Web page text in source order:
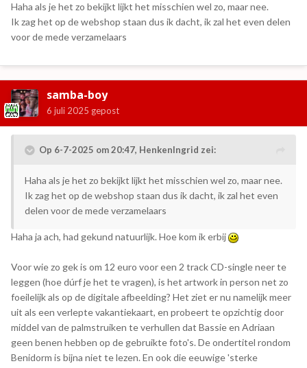
Haha als je het zo bekijkt lijkt het misschien wel zo, maar nee.
Ik zag het op de webshop staan dus ik dacht, ik zal het even delen
voor de mede verzamelaars
samba-boy
6 juli 2025 gepost
Op 6-7-2025 om 20:47, HenkenIngrid zei:
Haha als je het zo bekijkt lijkt het misschien wel zo, maar nee.
Ik zag het op de webshop staan dus ik dacht, ik zal het even
delen voor de mede verzamelaars
Haha ja ach, had gekund natuurlijk. Hoe kom ik erbij
Voor wie zo gek is om 12 euro voor een 2 track CD-single neer te
leggen (hoe dúrf je het te vragen), is het artwork in person net zo
foeilelijk als op de digitale afbeelding? Het ziet er nu namelijk meer
uit als een verlepte vakantiekaart, en probeert te opzichtig door
middel van de palmstruiken te verhullen dat Bassie en Adriaan
geen benen hebben op de gebruikte foto's. De ondertitel rondom
Benidorm is bijna niet te lezen. En ook die eeuwige 'sterke